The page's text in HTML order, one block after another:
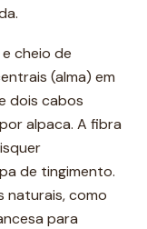
cheio de
(alma) em
dois cabos
alpaca. A fibra
de tingimento.
naturais, como
para